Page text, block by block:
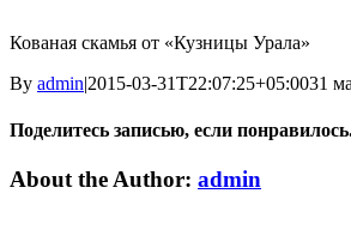
Кованая скамья от «Кузницы Урала»
By admin|2015-03-31T22:07:25+05:0031
Поделитесь записью, если
Vk
Email
About the Author: admin